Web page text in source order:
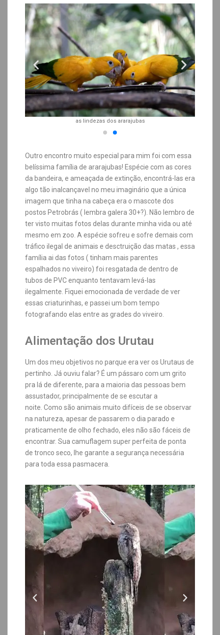
as lindezas dos ararajubas
Outro encontro muito especial para mim foi com essa
belíssima família de ararajubas! Espécie com as cores
da bandeira, e ameaçada de extinção, encontrá-las era
algo tão inalcançavel no meu imaginário que a única
imagem que tinha na cabeça era o mascote dos
postos Petrobrás ( lembra galera 30+?). Não lembro de
ter visto muitas fotos delas durante minha vida ou até
mesmo em zoo. A espécie sofreu e sofre demais com
tráfico ilegal de animais e desctruição das matas , essa
família ai das fotos ( tinham mais parentes
espalhados no viveiro) foi resgatada de dentro de
tubos de PVC enquanto tentavam levá-las
ilegalmente. Fiquei emocionada de verdade de ver
essas criaturinhas, e passei um bom tempo
fotografando elas entre as grades do viveiro.
Alimentação dos Urutau
Um dos meu objetivos no parque era ver os Urutaus de
pertinho. Já ouviu falar? É um pássaro com um grito
pra lá de diferente, para a maioria das pessoas bem
assustador, principalmente de se escutar a
noite. Como são animais muito difíceis de se observar
na natureza, apesar de passarem o dia parado e
praticamente de olho fechado, eles não são fáceis de
encontrar. Sua camuflagem super perfeita de ponta
de tronco seco, lhe garante a segurança necessária
para toda essa pasmacera.